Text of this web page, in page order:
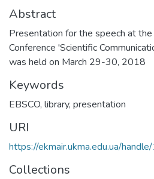
Abstract
Presentation for the speech at
Conference 'Scientific
was held on March 29-30, 2018
Keywords
EBSCO, library, presentation
URI
https://ekmair.ukma.edu.ua/
Collections